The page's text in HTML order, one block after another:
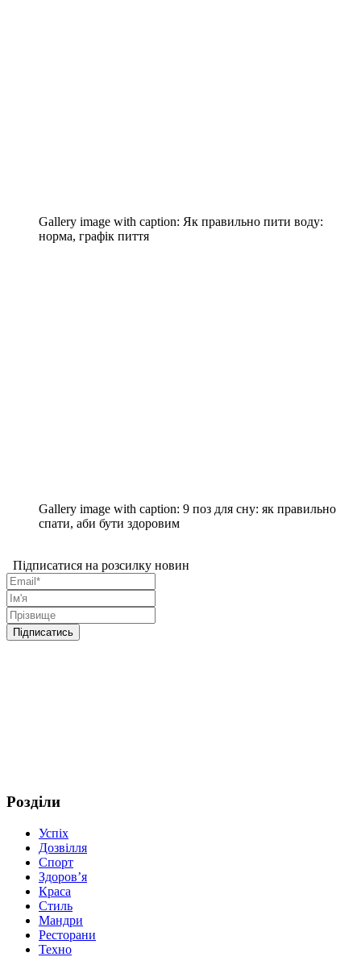
Gallery image with caption: Як правильно пити воду:
норма, графік пиття
Gallery image with caption: 9 поз для сну: як правильно
спати, аби бути здоровим
Підписатися на розсилку новин
Розділи
Успіх
Дозвілля
Спорт
Здоров’я
Краса
Стиль
Мандри
Ресторани
Техно